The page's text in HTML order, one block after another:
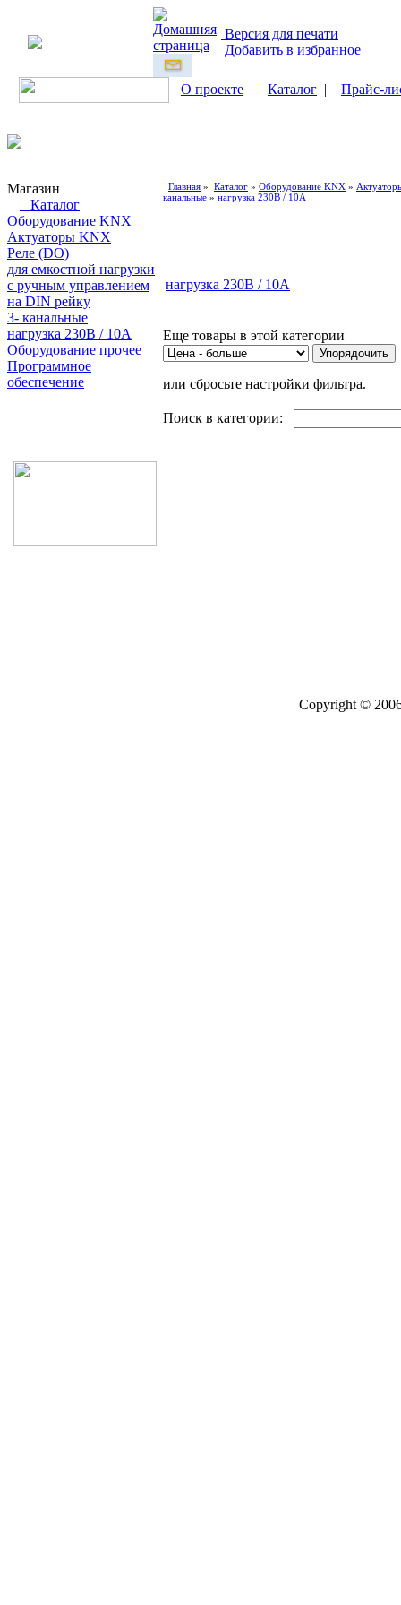
Версия для печати
Добавить в избранное
О проекте | Каталог | Прайс-
Магазин
Каталог
Оборудование KNX
Актуаторы KNX
Реле (DO)
для емкостной нагрузки
с ручным управлением
на DIN рейку
3- канальные
нагрузка 230В / 10А
Оборудование прочее
Программное
обеспечение
Главная » Каталог » Оборудование KNX »
канальные » нагрузка 230В / 10А
нагрузка 230В / 10А
Еще товары в этой категории
или сбросьте настройки фильтра.
Поиск в категории:
Copyright ©